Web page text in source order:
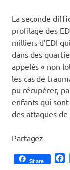
La seconde
profilage des
milliers d’EDI
dans des
appelés « non
les cas de
pu récupérer,
enfants qui
des attaques de
Partagez
Share